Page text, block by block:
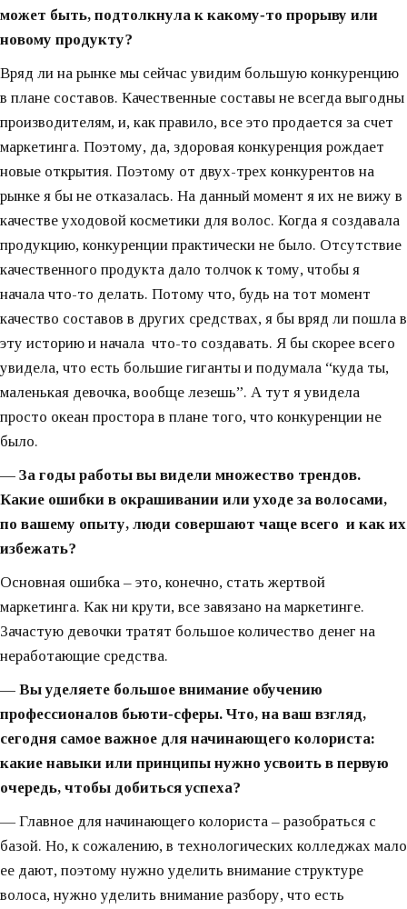
может быть, подтолкнула к какому‑то прорыву или
новому продукту?
Вряд ли на рынке мы сейчас увидим большую конкуренцию
в плане составов. Качественные составы не всегда выгодны
производителям, и, как правило, все это продается за счет
маркетинга. Поэтому, да, здоровая конкуренция рождает
новые открытия. Поэтому от двух-трех конкурентов на
рынке я бы не отказалась. На данный момент я их не вижу в
качестве уходовой косметики для волос. Когда я создавала
продукцию, конкуренции практически не было. Отсутствие
качественного продукта дало толчок к тому, чтобы я
начала что-то делать. Потому что, будь на тот момент
качество составов в других средствах, я бы вряд ли пошла в
эту историю и начала что-то создавать. Я бы скорее всего
увидела, что есть большие гиганты и подумала “куда ты,
маленькая девочка, вообще лезешь”. А тут я увидела
просто океан простора в плане того, что конкуренции не
было.
— За годы работы вы видели множество трендов.
Какие ошибки в окрашивании или уходе за волосами,
по вашему опыту, люди совершают чаще всего и как их
избежать?
Основная ошибка – это, конечно, стать жертвой
маркетинга. Как ни крути, все завязано на маркетинге.
Зачастую девочки тратят большое количество денег на
неработающие средства.
— Вы уделяете большое внимание обучению
профессионалов бьюти‑сферы. Что, на ваш взгляд,
сегодня самое важное для начинающего колориста:
какие навыки или принципы нужно усвоить в первую
очередь, чтобы добиться успеха?
— Главное для начинающего колориста – разобраться с
базой. Но, к сожалению, в технологических колледжах мало
ее дают, поэтому нужно уделить внимание структуре
волоса, нужно уделить внимание разбору, что есть